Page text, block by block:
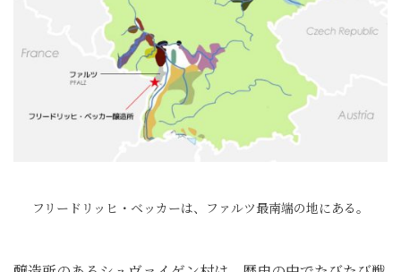
フリードリッヒ・ベッカーは、ファルツ最南端の地にある。